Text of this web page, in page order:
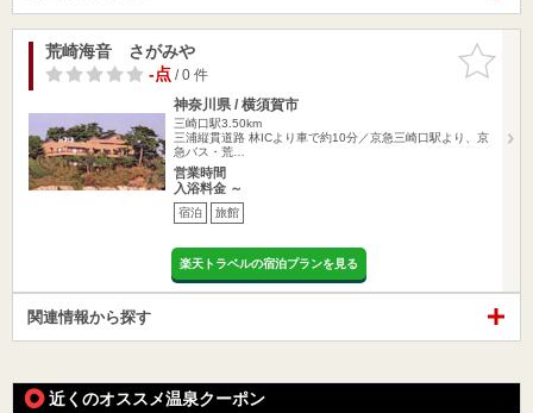
お気に入
りに追加
荒崎海音 さがみや
-点/ 0 件
神奈川県 / 横須賀市
三崎口駅3.50km
三浦縦貫道路 林ICより車で約10分／京急三崎口駅より、京
急バス・荒…
営業時間
入浴料金 ～
宿泊 旅館
楽天トラベルの宿泊プランを見る
関連情報から探す
近くのオススメ温泉クーポン